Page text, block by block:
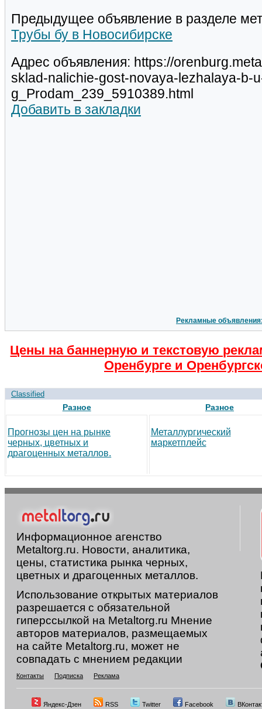
Предыдущее объявление в разделе
Трубы бу в Новосибирске
Адрес объявления: https://
sklad-nalichie-gost-novaya-lezhalaya-b-
g_Prodam_239_5910389.html
Добавить в закладки
Рекламные
Цены на баннерную и текстовую
Оренбурге и
Classified
Разное
Прогнозы цен на рынке
черных, цветных и
драгоценных металлов.
Разное
Металлургический
маркетплейс
Информационное агенство
Metaltorg.ru. Новости, аналитика,
цены, статистика рынка черных,
цветных и драгоценных металлов.
Использование открытых материалов
разрешается с обязательной
гиперссылкой на Metaltorg.ru Мнение
авторов материалов, размещаемых
на сайте Metaltorg.ru, может не
совпадать с мнением редакции
Контакты Подписка Реклама
Яндекс-Дзен RSS Twitter Facebook